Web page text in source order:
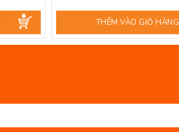
THÊM VÀO GIỎ HÀNG